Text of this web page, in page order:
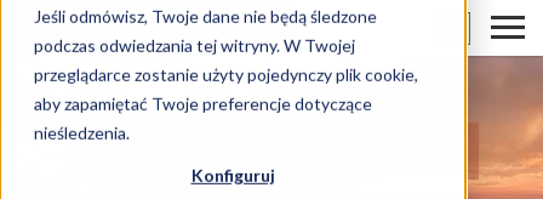
Jeśli odmówisz, Twoje dane nie będą śledzone
podczas odwiedzania tej witryny. W Twojej
przeglądarce zostanie użyty pojedynczy plik cookie,
aby zapamiętać Twoje preferencje dotyczące
nieśledzenia.
Konfiguruj
Blog volcano Teide